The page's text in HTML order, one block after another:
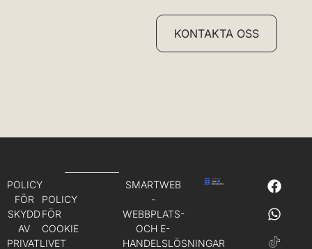
KONTAKTA OSS
POLICY
FÖR
SKYDD
AV
PRIVATLIVET
POLICY
FÖR
COOKIE
SMARTWEB
-
WEBBPLATS-
OCH E-
HANDELSLÖSNINGAR